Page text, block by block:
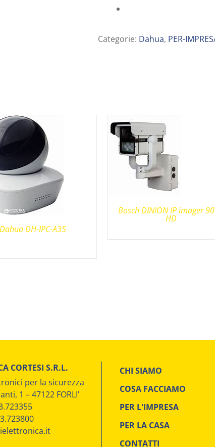
Categorie: Dahua, PER-
Dahua DH-IPC-A35
Bosch DINION IP imager
HD
CORTESI S.R.L.
per la sicurezza
1 – 47122 FORLI’
CHI SIAMO
COSA FACCIAMO
PER L'IMPRESA
PER LA CASA
CONTATTI